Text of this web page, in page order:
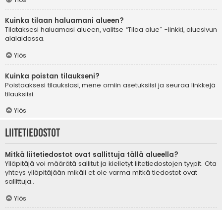
Kuinka tilaan haluamani alueen?
Tilataksesi haluamasi alueen, valitse “Tilaa alue” -linkki, aluesivun
alalaidassa.
Ylös
Kuinka poistan tilaukseni?
Poistaaksesi tilauksiasi, mene omiin asetuksiisi ja seuraa linkkejä
tilauksiisi.
Ylös
Liitetiedostot
Mitkä liitetiedostot ovat sallittuja tällä alueella?
Ylläpitäjä voi määrätä sallitut ja kielletyt liitetiedostojen tyypit. Ota
yhteys ylläpitäjään mikäli et ole varma mitkä tiedostot ovat
sallittuja..
Ylös